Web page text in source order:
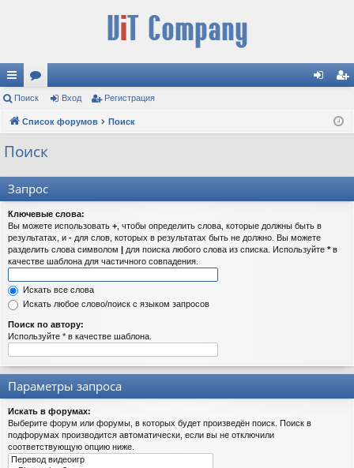
с
ы
лк
ор
ум ис
Поиск Вход Регистрация
Список форумов Поиск
Поиск
Запрос
Ключевые слова:
Вы можете использовать + , чтобы определить слова, которые должны быть в
результатах, и - для слов, которых в результатах быть не должно. Вы можете
разделить слова символом | для поиска любого слова из списка. Используйте *в
качестве шаблона для частичного совпадения.
Искать все слова
Искать любое слово/поиск с языком запросов
Поиск по автору:
Используйте * в качестве шаблона.
Параметры запроса
Искать в форумах:
Выберите форум или форумы, в которых будет произведён поиск. Поиск в
подфорумах производится автоматически, если вы не отключили
соответствующую опцию ниже.